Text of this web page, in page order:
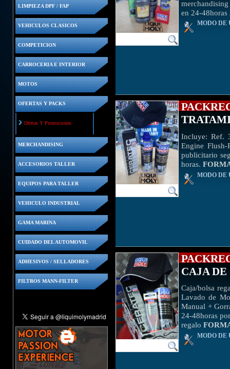
LIMPIEZA DPF / FAP
VEHICULOS CLASICOS
COMPETICION
CARROCERIA E INTERIOR
MOTOS
OFERTAS Y PACKS
Ofertas Y Promociones
MERCHANDISING
ACCESORIOS TALLER
EQUIPOS PARA TALLER
VEHICULO INDUSTRIAL
GAMA MARINA
CUIDADO DEL AUTOMOVIL
ADHESIVOS / SELLADORES
FILTROS MANN-FILTER
en 24-48horas
MODO DE
Incluye: Ref.
Engine
publicitario
horas.
MODO DE
CAJA
Caja/bolsa
Lavado de
Manual +
24-48horas
regalo
MODO DE